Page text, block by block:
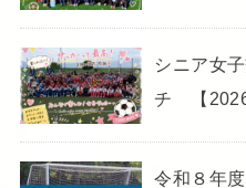
シニア女
チ 【
令和８年